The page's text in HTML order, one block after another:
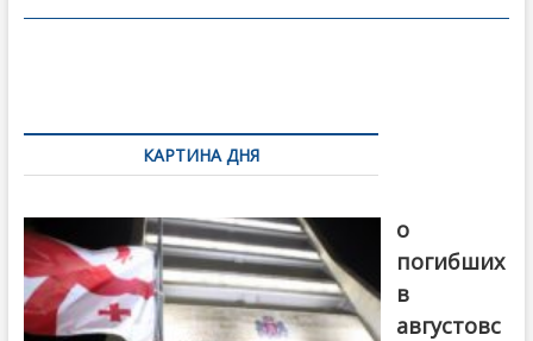
o
в
по
записямКАРТИНА ДНЯ
о
погибших
в
августовс